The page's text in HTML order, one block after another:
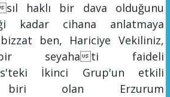
sıl haklı bir dava olduğunu
kadar cihana anlatmaya
ben, Hariciye Vekiliniz,
ir seyahati faideli
İkinci Grup'un etkili
biri olan Erzurum